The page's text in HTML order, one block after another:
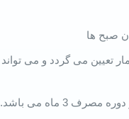
تعیین می گردد و می
3 ماه می باشد.